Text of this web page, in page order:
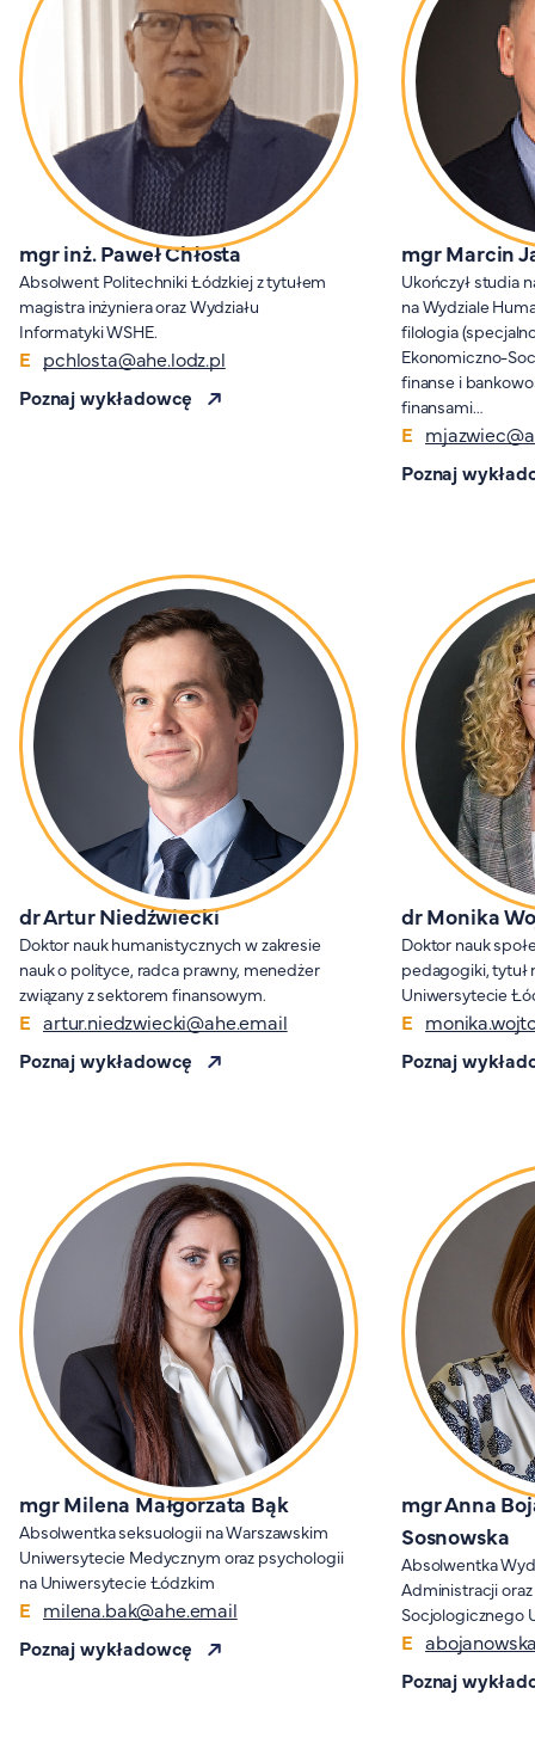
FAQ
Nasi wykładowcy
Strefa wiedzy
Kontakt
Górny pasek
Rekrutacja
Platforma zdalnego nauczania
Wirtualny Pokój Studenta
mgr inż. Paweł Chłosta
Absolwent Politechniki Łódzkiej z tytułem
magistra inżyniera oraz Wydziału
Informatyki WSHE.
pchlosta@ahe.lodz.pl
Poznaj wykładowcę
mgr Marcin
Ukończył studia
na Wydziale
filologia
Ekonomiczno-
finanse i
finansami…
Poznaj
dr Artur Niedźwiecki
Doktor nauk humanistycznych w zakresie
nauk o polityce, radca prawny, menedżer
związany z sektorem finansowym.
artur.niedzwiecki@ahe.email
Poznaj wykładowcę
dr Monika
Doktor nauk
pedagogiki, tytuł
Uniwersytecie
Poznaj
mgr Milena Małgorzata Bąk
Absolwentka seksuologii na Warszawskim
Uniwersytecie Medycznym oraz psychologii
na Uniwersytecie Łódzkim
milena.bak@ahe.email
Poznaj wykładowcę
mgr Anna
Sosnowska
Absolwentka
Administracji
Socjologicznego
Poznaj